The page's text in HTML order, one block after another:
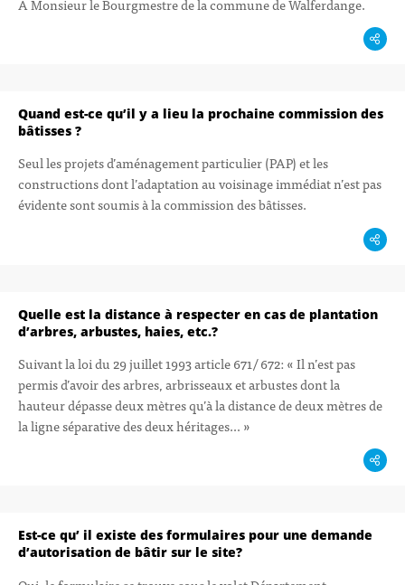
Quand est-ce qu’il y a lieu la prochaine commission des
bâtisses ?
Seul les projets d’aménagement particulier (PAP) et les
constructions dont l’adaptation au voisinage immédiat n’est pas
évidente sont soumis à la commission des bâtisses.
Quelle est la distance à respecter en cas de plantation
d’arbres, arbustes, haies, etc.?
Suivant la loi du 29 juillet 1993 article 671/ 672: « Il n’est pas
permis d’avoir des arbres, arbrisseaux et arbustes dont la
hauteur dépasse deux mètres qu’à la distance de deux mètres de
la ligne séparative des deux héritages… »
Est-ce qu’ il existe des formulaires pour une demande
d’autorisation de bâtir sur le site?